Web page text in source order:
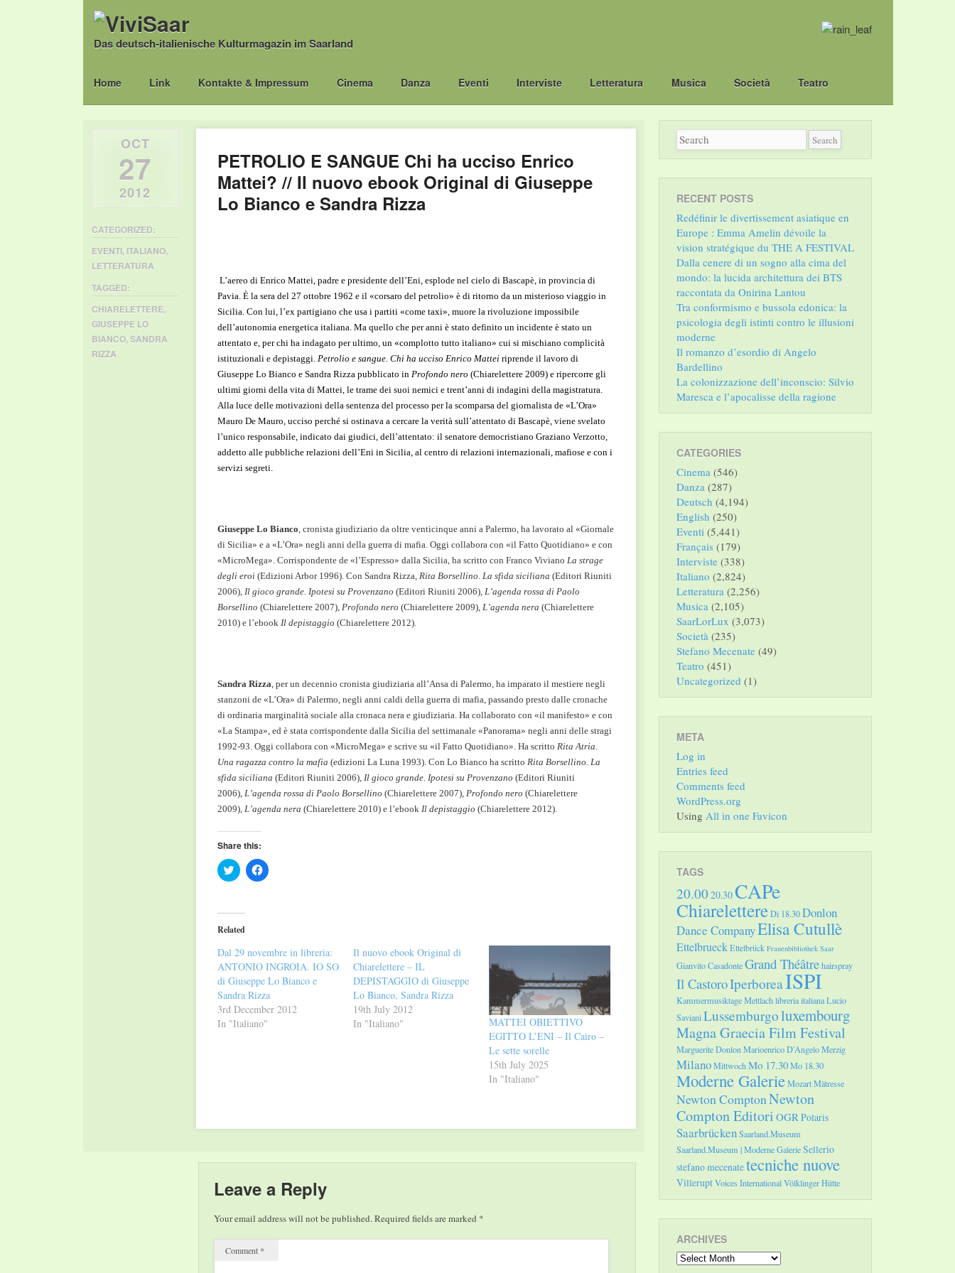
Das deutsch-italienische Kulturmagazin im Saarland
Main menu
Skip
Home Link Kontakte & Impressum Cinema Danza Eventi Interviste Letteratura Musica Società Teatro
PETROLIO E SANGUE Chi ha ucciso Enrico
Mattei? // Il nuovo ebook Original di Giuseppe
Lo Bianco e Sandra Rizza
L’aereo di Enrico Mattei, padre e presidente dell’Eni, esplode nel cielo di Bascapè, in provincia di
Pavia. È la sera del 27 ottobre 1962 e il «corsaro del petrolio» è di ritorno da un misterioso viaggio in
Sicilia. Con lui, l’ex partigiano che usa i partiti «come taxi», muore la rivoluzione impossibile
dell’autonomia energetica italiana. Ma quello che per anni è stato definito un incidente è stato un
attentato e, per chi ha indagato per ultimo, un «complotto tutto italiano» cui si mischiano complicità
istituzionali e depistaggi. Petrolio e sangue. Chi ha ucciso Enrico Matteiriprende il lavoro di
Giuseppe Lo Bianco e Sandra Rizza pubblicato in Profondo nero (Chiarelettere 2009) e ripercorre gli
ultimi giorni della vita di Mattei, le trame dei suoi nemici e trent’anni di indagini della magistratura.
Alla luce delle motivazioni della sentenza del processo per la scomparsa del giornalista de «L’Ora»
Mauro De Mauro, ucciso perché si ostinava a cercare la verità sull’attentato di Bascapè, viene svelato
l’unico responsabile, indicato dai giudici, dell’attentato: il senatore democristiano Graziano Verzotto,
addetto alle pubbliche relazioni dell’Eni in Sicilia, al centro di relazioni internazionali, mafiose e con i
servizi segreti.
Giuseppe Lo Bianco , cronista giudiziario da oltre venticinque anni a Palermo, ha lavorato al «Giornale
di Sicilia» e a «L’Ora» negli anni della guerra di mafia. Oggi collabora con «il Fatto Quotidiano» e con
«MicroMega». Corrispondente de «l’Espresso» dalla Sicilia, ha scritto con Franco Viviano La strage
degli eroi (Edizioni Arbor 1996). Con Sandra Rizza, Rita Borsellino. La sfida siciliana (Editori Riuniti
2006), Il gioco grande. Ipotesi su Provenzano (Editori Riuniti 2006), L’agenda rossa di Paolo
Borsellino (Chiarelettere 2007), Profondo nero (Chiarelettere 2009), L’agenda nera (Chiarelettere
2010) e l’ebook Il depistaggio (Chiarelettere 2012).
Sandra Rizza , per un decennio cronista giudiziaria all’Ansa di Palermo, ha imparato il mestiere negli
stanzoni de «L’Ora» di Palermo, negli anni caldi della guerra di mafia, passando presto dalle cronache
di ordinaria marginalità sociale alla cronaca nera e giudiziaria. Ha collaborato con «il manifesto» e con
«La Stampa», ed è stata corrispondente dalla Sicilia del settimanale «Panorama» negli anni delle stragi
1992-93. Oggi collabora con «MicroMega» e scrive su «il Fatto Quotidiano». Ha scritto Rita Atria.
Una ragazza contro la mafia (edizioni La Luna 1993). Con Lo Bianco ha scritto Rita Borsellino. La
sfida siciliana (Editori Riuniti 2006), Il gioco grande. Ipotesi su Provenzano (Editori Riuniti
2006), L’agenda rossa di Paolo Borsellino (Chiarelettere 2007), Profondo nero (Chiarelettere
2009), L’agenda nera (Chiarelettere 2010) e l’ebook Il depistaggio (Chiarelettere 2012).
Share this:
Click
to
(Opens
in
new
Click
to
Related
Dal 29 novembre in libreria:
ANTONIO INGROIA. IO SO
di Giuseppe Lo Bianco e
Sandra Rizza
3rd December 2012
In "Italiano"
Il nuovo ebook Original di
Chiarelettere – IL
DEPISTAGGIO di Giuseppe
Lo Bianco, Sandra Rizza
19th July 2012
In "Italiano"
MATTEI OBIETTIVO
EGITTO L’ENI – Il Cairo –
Le sette sorelle
15th July 2025
In "Italiano"
OCT
27
2012
CATEGORIZED:
EVENTI, ITALIANO,
LETTERATURA
TAGGED:
CHIARELETTERE,
GIUSEPPE LO
BIANCO,SANDRA
RIZZA
Leave a Reply
Your email address will not be published.Required fields are marked *
Comment *
RECENT POSTS
Redéfinir le divertissement asiatique en
Europe : Emma Amelin dévoile la
vision stratégique du THE A FESTIVAL
Dalla cenere di un sogno alla cima del
mondo: la lucida architettura dei BTS
raccontata da Onirina Lantou
Tra conformismo e bussola edonica: la
psicologia degli istinti contro le illusioni
moderne
Il romanzo d’esordio di Angelo
Bardellino
La colonizzazione dell’inconscio: Silvio
Maresca e l’apocalisse della ragione
CATEGORIES
Cinema (546)
Danza (287)
Deutsch (4,194)
English (250)
Eventi (5,441)
Français (179)
Interviste (338)
Italiano (2,824)
Letteratura (2,256)
Musica (2,105)
SaarLorLux (3,073)
Società (235)
Stefano Mecenate (49)
Teatro (451)
Uncategorized (1)
META
Log in
Entries feed
Comments feed
WordPress.org
Using All in one Favicon
TAGS
20.00 20.30CAPe
ChiarelettereDi 18.30Donlon
Dance CompanyElisa Cutullè
EttelbrueckEttelbrück Frauenbibliothek Saar
Gianvito CasadonteGrand Théâtrehairspray
Il CastoroIperboreaISPI
Kammermusiktage Mettlachlibreria italianaLucio
SavianiLussemburgoluxembourg
Magna Graecia Film Festival
Marguerite DonlonMarioenrico D'AngeloMerzig
MilanoMittwochMo 17.30Mo 18.30
Moderne GalerieMozartMätresse
Newton ComptonNewton
Compton Editori OGRPolaris
SaarbrückenSaarland.Museum
Saarland.Museum | Moderne GalerieSellerio
stefano mecenatetecniche nuove
VilleruptVoices InternationalVölklinger Hütte
ARCHIVES
Archives